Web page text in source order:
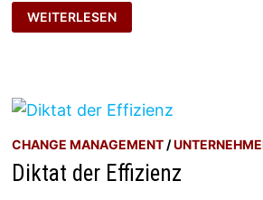
GNADENLOSE
ZUSPITZUNG
WEITERLESEN
CHANGE MANAGEMENT /
Diktat der Effizienz